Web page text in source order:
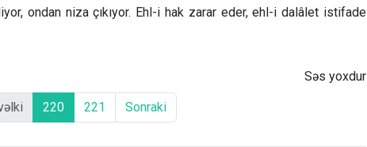
ondan niza çıkıyor. Ehl-i hak zarar eder, ehl-i dalâlet istifade
Səs yoxdur
220 221 Sonraki